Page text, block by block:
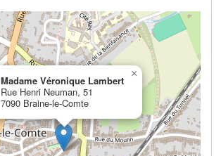
Madame Véronique Lambert
Rue Henri Neuman, 51
7090 Braine-le-Comte
×